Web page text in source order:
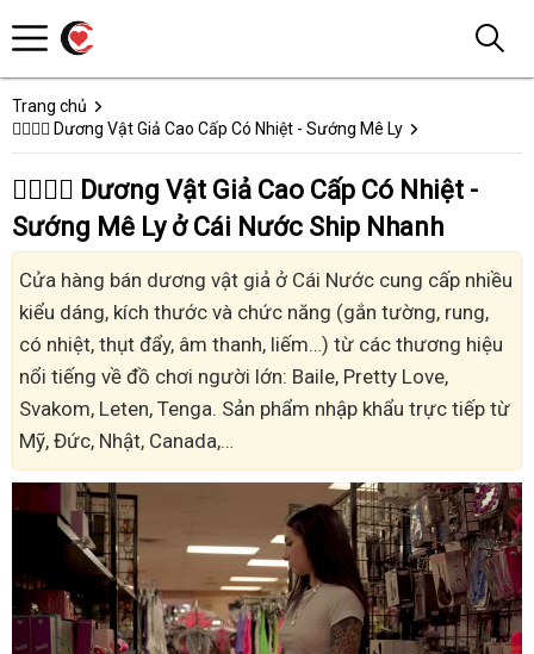
Trang chủ
👩‍❤️‍💋‍👨 Dương Vật Giả Cao Cấp Có Nhiệt - Sướng Mê Ly
👩‍❤️‍💋‍👨 Dương Vật Giả Cao Cấp Có Nhiệt -
Sướng Mê Ly ở Cái Nước Ship Nhanh
Cửa hàng bán dương vật giả ở Cái Nước cung cấp nhiều
kiểu dáng, kích thước và chức năng (gắn tường, rung,
có nhiệt, thụt đẩy, âm thanh, liếm…) từ các thương hiệu
nổi tiếng về đồ chơi người lớn: Baile, Pretty Love,
Svakom, Leten, Tenga. Sản phẩm nhập khẩu trực tiếp từ
Mỹ, Đức, Nhật, Canada,…